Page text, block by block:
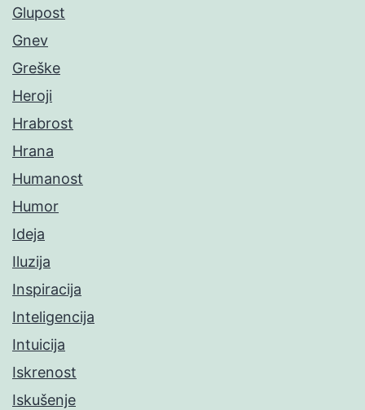
Glupost
Gnev
Greške
Heroji
Hrabrost
Hrana
Humanost
Humor
Ideja
Iluzija
Inspiracija
Inteligencija
Intuicija
Iskrenost
Iskušenje